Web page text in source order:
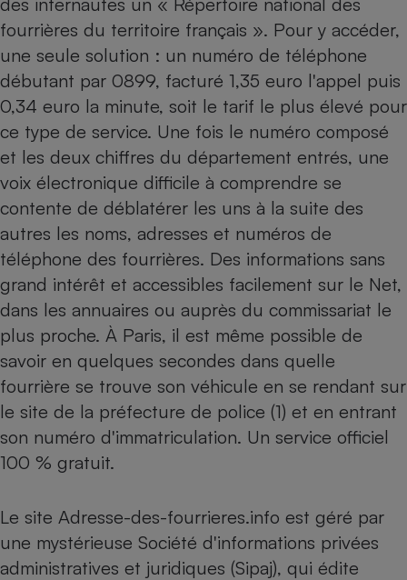
fourrières du territoire français ». Pour y accéder,
une seule solution : un numéro de téléphone
débutant par 0899, facturé 1,35 euro l'appel puis
0,34 euro la minute, soit le tarif le plus élevé pour
ce type de service. Une fois le numéro composé
et les deux chiffres du département entrés, une
voix électronique difficile à comprendre se
contente de déblatérer les uns à la suite des
autres les noms, adresses et numéros de
téléphone des fourrières. Des informations sans
grand intérêt et accessibles facilement sur le Net,
dans les annuaires ou auprès du commissariat le
plus proche. À Paris, il est même possible de
savoir en quelques secondes dans quelle
fourrière se trouve son véhicule en se rendant sur
le site de la préfecture de police (1) et en entrant
son numéro d'immatriculation. Un service officiel
100 % gratuit.
Le site Adresse-des-fourrieres.info est géré par
une mystérieuse Société d'informations privées
administratives et juridiques (Sipaj), qui édite
Complément
alimentaire
bouteille
Assurance emprunteur
Banque
Petit électroménager -
Lave-linge
Plaque de cuisson à
Téléviseur
Téléphone mobile -
Smartphone
Matelas
Radiateur électrique
Climatiseur -
Ventilateur
Mutuelle
Antimoustique